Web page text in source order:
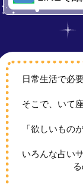
日常生活で必
そこで、いて
「欲しいもの
いろんな占い